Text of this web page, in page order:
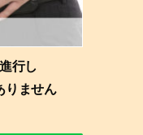
行し
りません